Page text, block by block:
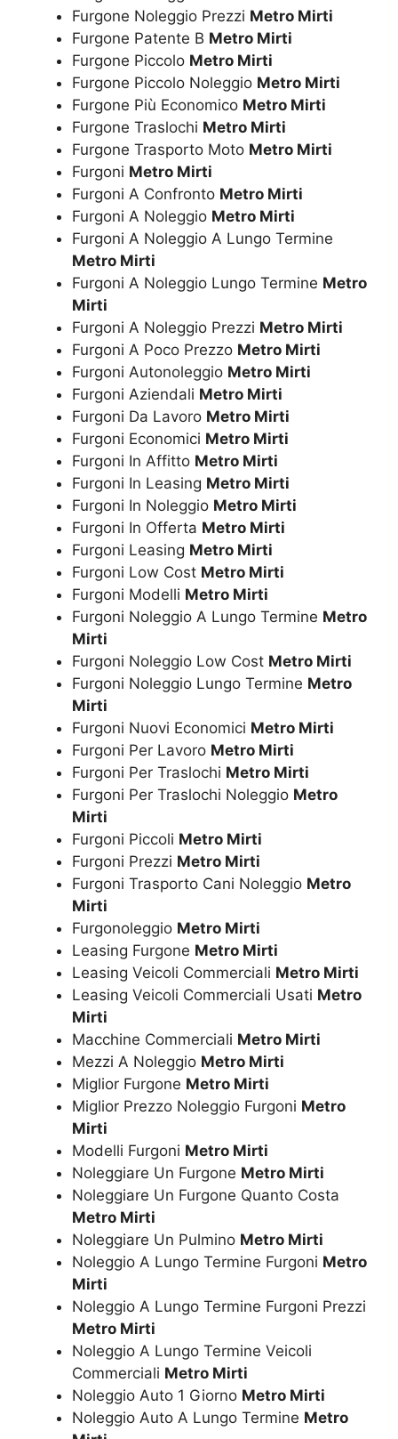
Furgone Noleggio Prezzi Metro Mirti
Furgone Patente B Metro Mirti
Furgone Piccolo Metro Mirti
Furgone Piccolo Noleggio Metro Mirti
Furgone Più Economico Metro Mirti
Furgone Traslochi Metro Mirti
Furgone Trasporto Moto Metro Mirti
Furgoni Metro Mirti
Furgoni A Confronto Metro Mirti
Furgoni A Noleggio Metro Mirti
Furgoni A Noleggio A Lungo Termine
Metro Mirti
Furgoni A Noleggio Lungo Termine Metro
Mirti
Furgoni A Noleggio Prezzi Metro Mirti
Furgoni A Poco Prezzo Metro Mirti
Furgoni Autonoleggio Metro Mirti
Furgoni Aziendali Metro Mirti
Furgoni Da Lavoro Metro Mirti
Furgoni Economici Metro Mirti
Furgoni In Affitto Metro Mirti
Furgoni In Leasing Metro Mirti
Furgoni In Noleggio Metro Mirti
Furgoni In Offerta Metro Mirti
Furgoni Leasing Metro Mirti
Furgoni Low Cost Metro Mirti
Furgoni Modelli Metro Mirti
Furgoni Noleggio A Lungo Termine Metro
Mirti
Furgoni Noleggio Low Cost Metro Mirti
Furgoni Noleggio Lungo Termine Metro
Mirti
Furgoni Nuovi Economici Metro Mirti
Furgoni Per Lavoro Metro Mirti
Furgoni Per Traslochi Metro Mirti
Furgoni Per Traslochi Noleggio Metro
Mirti
Furgoni Piccoli Metro Mirti
Furgoni Prezzi Metro Mirti
Furgoni Trasporto Cani Noleggio Metro
Mirti
Furgonoleggio Metro Mirti
Leasing Furgone Metro Mirti
Leasing Veicoli Commerciali Metro Mirti
Leasing Veicoli Commerciali Usati Metro
Mirti
Macchine Commerciali Metro Mirti
Mezzi A Noleggio Metro Mirti
Miglior Furgone Metro Mirti
Miglior Prezzo Noleggio Furgoni Metro
Mirti
Modelli Furgoni Metro Mirti
Noleggiare Un Furgone Metro Mirti
Noleggiare Un Furgone Quanto Costa
Metro Mirti
Noleggiare Un Pulmino Metro Mirti
Noleggio A Lungo Termine Furgoni Metro
Mirti
Noleggio A Lungo Termine Furgoni Prezzi
Metro Mirti
Noleggio A Lungo Termine Veicoli
Commerciali Metro Mirti
Noleggio Auto 1 Giorno Metro Mirti
Noleggio Auto A Lungo Termine Metro